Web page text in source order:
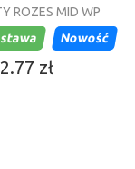
ROZES MID WP
Nowość
zł